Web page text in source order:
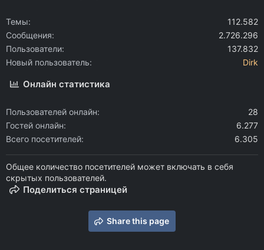
Темы
112.582
Сообщения
2.726.296
Пользователи
137.832
Новый пользователь
Dirk
Онлайн статистика
Пользователей онлайн
28
Гостей онлайн
6.277
Всего посетителей
6.305
Общее количество посетителей может включать в себя
скрытых пользователей.
Поделиться страницей
Share this page